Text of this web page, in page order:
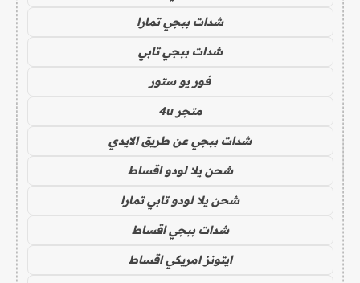
شدات ببجي تمارا
شدات ببجي تابي
فور يو ستور
متجر 4u
شدات ببجي عن طريق الايدي
شحن يلا لودو اقساط
شحن يلا لودو تابي تمارا
شدات ببجي اقساط
ايتونز امريكي اقساط